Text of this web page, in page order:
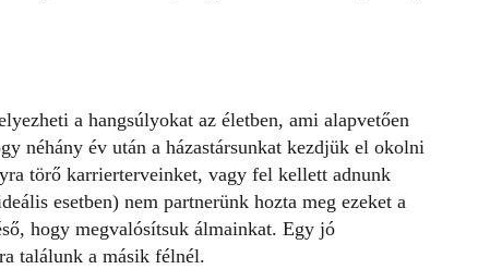
a hangsúlyokat az életben, ami alapvetően
néhány év után a házastársunkat kezdjük el okolni
törő karrierterveinket, vagy fel kellett adnunk
esetben) nem partnerünk hozta meg ezeket a
hogy megvalósítsuk álmainkat. Egy jó
találunk a másik félnél.